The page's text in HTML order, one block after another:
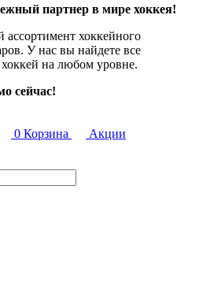
партнер в мире хоккея!
хоккейного
У нас вы найдете все
на любом уровне.
сейчас!
0 Корзина
Акции